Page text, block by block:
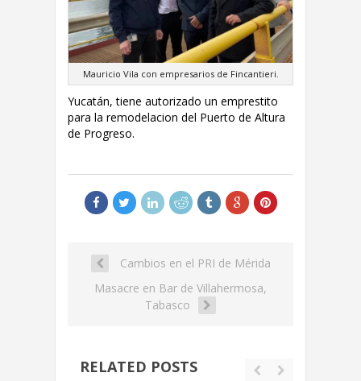
Mauricio Vila con empresarios de Fincantieri.
Yucatán, tiene autorizado un emprestito
para la remodelacion del Puerto de Altura
de Progreso.
Cambios en el PRI de Mérida
Masacre en Bar de Villahermosa,
Tabasco
RELATED POSTS